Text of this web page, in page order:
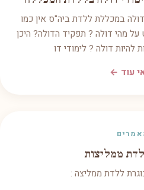
דולה במכללת ללדת ביה"ס אין כמו
על מהי דולה ? תפקיד הדולה? היכן
להיות דולה ? לימודי דו
עוד ←
ממליצות
ללדת ממליצה :